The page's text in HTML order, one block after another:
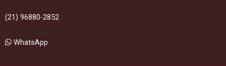
(21) 96880-2852
WhatsApp